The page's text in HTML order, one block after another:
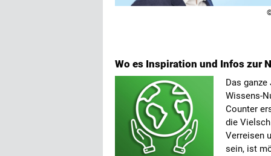
Wo es Inspiration und Infos zur
Das
Wissens-
Counter
die
Verreisen
sein, ist